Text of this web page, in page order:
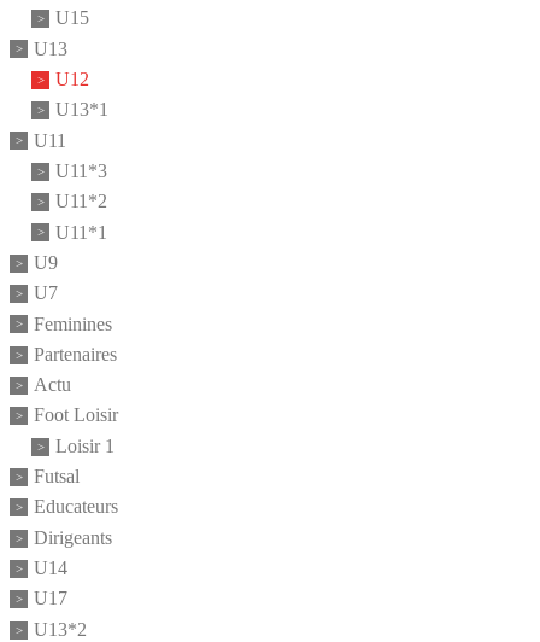
U15
U13
U12
U13*1
U11
U11*3
U11*2
U11*1
U9
U7
Feminines
Partenaires
Actu
Foot Loisir
Loisir 1
Futsal
Educateurs
Dirigeants
U14
U17
U13*2